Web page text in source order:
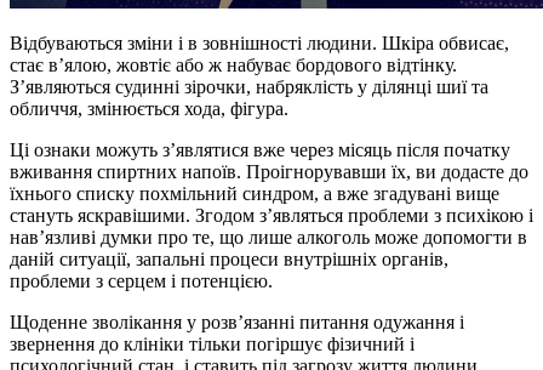
Відбуваються зміни і в зовнішності людини. Шкіра обвисає,
стає в’ялою, жовтіє або ж набуває бордового відтінку.
З’являються судинні зірочки, набряклість у ділянці шиї та
обличчя, змінюється хода, фігура.
Ці ознаки можуть з’являтися вже через місяць після початку
вживання спиртних напоїв. Проігнорувавши їх, ви додасте до
їхнього списку похмільний синдром, а вже згадувані вище
стануть яскравішими. Згодом з’являться проблеми з психікою і
нав’язливі думки про те, що лише алкоголь може допомогти в
даній ситуації, запальні процеси внутрішніх органів,
проблеми з серцем і потенцією.
Щоденне зволікання у розв’язанні питання одужання і
звернення до клініки тільки погіршує фізичний і
психологічний стан, і ставить під загрозу життя людини.